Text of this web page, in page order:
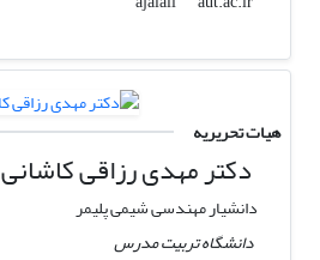
هیات تحریریه
دکتر مهدی رزاقی کاشانی
دانشیار مهندسی شیمی پلیمر
دانشگاه تربیت مدرس